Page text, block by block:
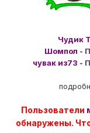
Чудик
Шомпол -
чувак из73 -
Пользователи
обнаружены.